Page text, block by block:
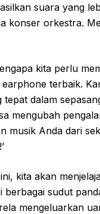
suara yang
konser orkestra.
kita perlu
terbaik.
tepat dalam
mengubah
musik Anda dari
kita akan
berbagai sudut
mengeluarkan